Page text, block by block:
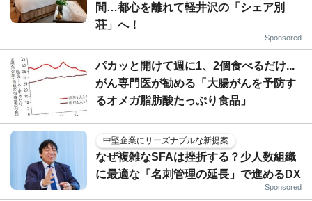
間…都心を離れて軽井沢の「シェア別
荘」へ！
Sponsored
パカッと開けて週に1、2個食べるだけ...
がん専門医が勧める「大腸がんを予防す
るオメガ脂肪酸たっぷり食品」
中堅企業にリーズナブルな新提案
なぜ複雑なSFAは挫折する？少人数組織
に最適な「名刺管理の延長」で進めるDX
Sponsored